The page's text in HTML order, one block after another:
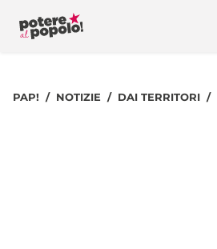
PAP! NOTIZIE DAI TERRITORI